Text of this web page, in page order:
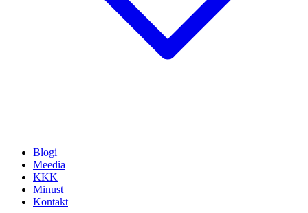
Blogi
Meedia
KKK
Minust
Kontakt